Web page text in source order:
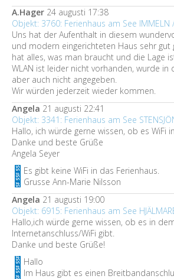
A.Hager 24 augusti 17:38
Objekt: 3760: Ferienhaus am See IMMELN
Uns hat der Aufenthalt in diesem
und modern eingerichteten Haus sehr gut
hat alles, was man braucht und die Lage
WLAN ist leider nicht vorhanden, wurde in
aber auch nicht angegeben.
Wir würden jederzeit wieder kommen.
Angela 21 augusti 22:41
Objekt: 3341: Ferienhaus am See
Hallo, ich würde gerne wissen, ob es WiFi
Danke und beste Grüße
Angela Seyer
Es gibt keine WiFi in das Ferienhaus.
Grusse Ann-Marie Nilsson
Angela 21 augusti 19:00
Objekt: 6915: Ferienhaus am See
Hallo,ich würde gerne wissen, ob es in
Internetanschluss/WiFi gibt.
Danke und beste Grüße!
Hallo
Im Haus gibt es einen